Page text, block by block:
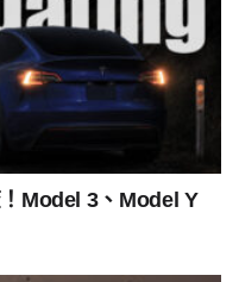
Model 3、Model Y